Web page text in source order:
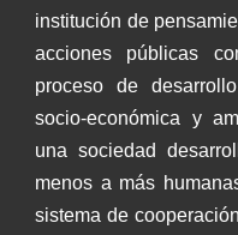
institución de
acciones públicas
proceso de
socio-económica y
una sociedad
menos a más
sistema de